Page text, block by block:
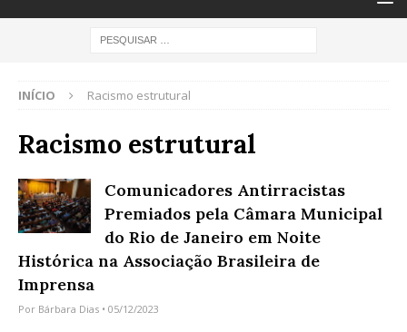
INÍCIO Racismo estrutural
Racismo estrutural
Comunicadores Antirracistas
Premiados pela Câmara Municipal
do Rio de Janeiro em Noite
Histórica na Associação Brasileira de
Imprensa
Por Bárbara Dias • 05/12/2023